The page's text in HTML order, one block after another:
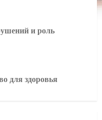
и роль
для здоровья